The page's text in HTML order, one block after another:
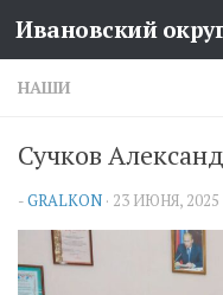
Перейти к
Ивановский округ
НАШИ
Сучков
-GRALKON · 23 ИЮНЯ, 2025